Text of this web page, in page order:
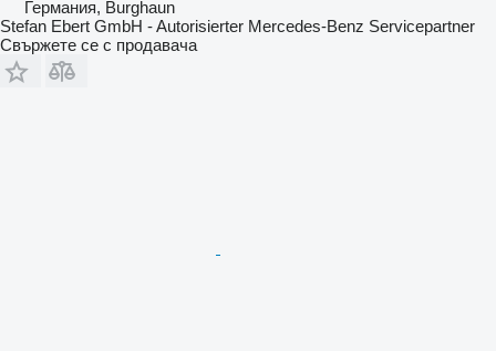
Германия, Burghaun
Stefan Ebert GmbH - Autorisierter Mercedes-Benz Servicepartner
Свържете се с продавача